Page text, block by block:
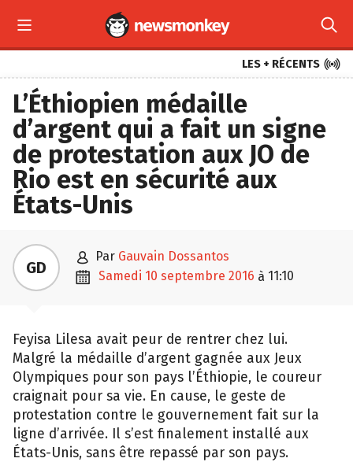
 
LES + RÉCENTS 
L’Éthiopien médaille
d’argent qui a fait un signe
de protestation aux JO de
Rio est en sécurité aux
États-Unis
GD  par Gauvain Dossantos
 samedi 10 septembre 2016 à 11:10
Feyisa Lilesa avait peur de rentrer chez lui.
Malgré la médaille d’argent gagnée aux Jeux
Olympiques pour son pays l’Éthiopie, le coureur
craignait pour sa vie. En cause, le geste de
protestation contre le gouvernement fait sur la
ligne d’arrivée. Il s’est finalement installé aux
États-Unis, sans être repassé par son pays.